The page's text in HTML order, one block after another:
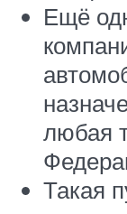
Ещё
любая
Такая